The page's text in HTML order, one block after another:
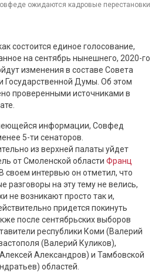
ожидаются кадровые перестановки
состоится единое голосование,
на сентябрь нынешнего, 2020-го
изменения в составе Совета
Государственной Думы. Об этом
проверенными источниками в
информации, Совфед
5-ти сенаторов.
из верхней палаты уйдет
от Смоленской области Франц
. В своем интервью он отметил, что
разговоры на эту тему не велись,
не возникают просто так и,
придется покинуть
после сентябрьских выборов
республики Коми (Валерий
(Валерий Куликов),
Александров) и Тамбовской
областей.